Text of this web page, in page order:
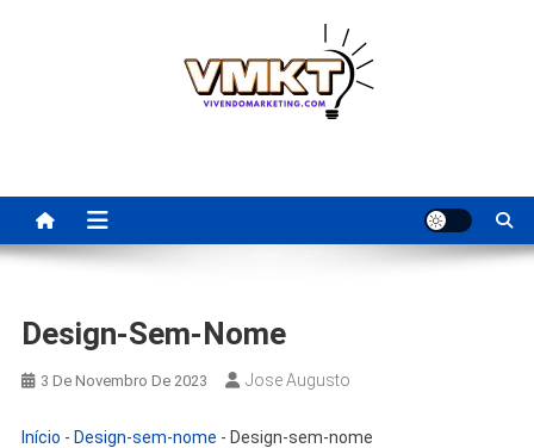
Para Revenda | Vivendo
Marketing
Design-Sem-Nome
3 De Novembro De 2023 Jose Augusto
Início - Design-sem-nome - Design-sem-nome